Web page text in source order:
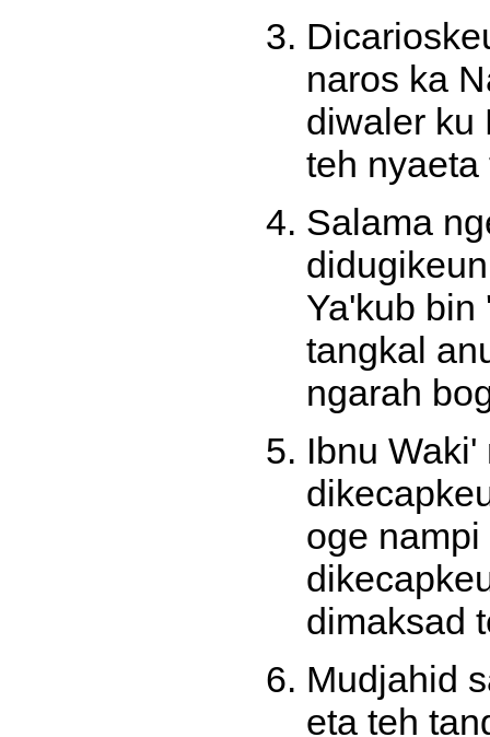
naros ka
diwaler ku
teh
Salama
Ya'kub bin
tangkal
ngarah
Ibnu
oge
dimaksad
Mudjahid
eta teh